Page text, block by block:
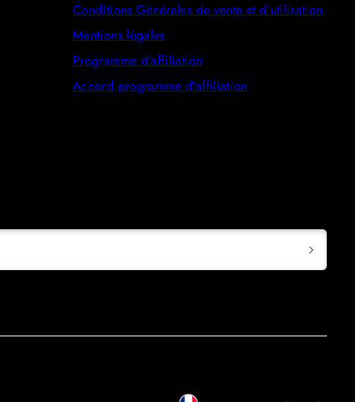
Conditions Générales de vente et d’utilisation
Mentions légales
Programme d'affiliation
Accord programme d'affiliation